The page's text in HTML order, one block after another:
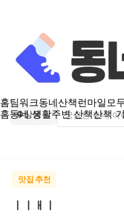
홈팀워크동네산책런마일모
홈동네 생활주변 산책산책
상동
맛집 추천
ㅣㅣㅐㅣ